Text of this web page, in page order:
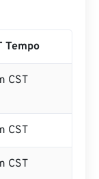
Tempo
CST
CST
CST